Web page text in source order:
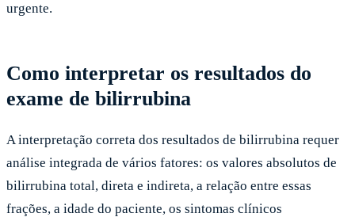
urgente.
Como interpretar os resultados do
exame de bilirrubina
A interpretação correta dos resultados de bilirrubina requer
análise integrada de vários fatores: os valores absolutos de
bilirrubina total, direta e indireta, a relação entre essas
frações, a idade do paciente, os sintomas clínicos